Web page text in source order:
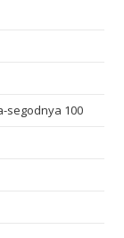
segodnya 100